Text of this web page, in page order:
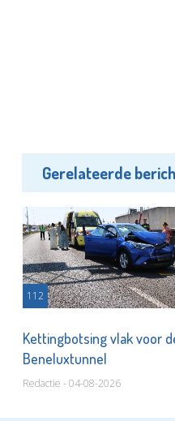
Gerelateerde
112
Kettingbotsing vlak voor
Beneluxtunnel
Redactie - 04-08-2026